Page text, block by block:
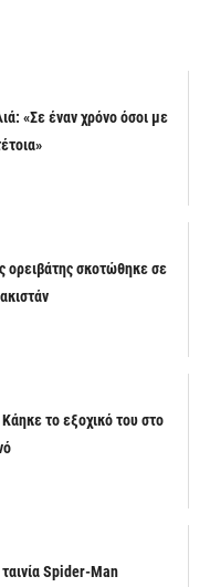
«Σε έναν χρόνο όσοι με
ορειβάτης σκοτώθηκε σε
το εξοχικό του στο
Spider-Man